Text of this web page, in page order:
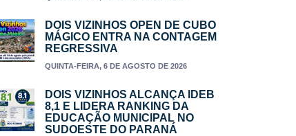
DOIS VIZINHOS OPEN DE CUBO
MÁGICO ENTRA NA CONTAGEM
REGRESSIVA
QUINTA-FEIRA, 6 DE AGOSTO DE 2026
DOIS VIZINHOS ALCANÇA IDEB
8,1 E LIDERA RANKING DA
EDUCAÇÃO MUNICIPAL NO
SUDOESTE DO PARANÁ